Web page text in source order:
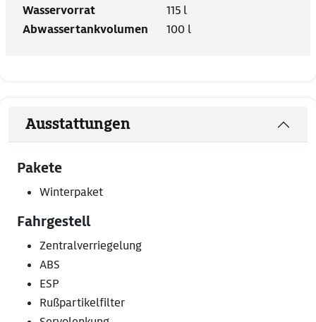
Wasservorrat
115 l
Abwassertankvolumen
100 l
Ausstattungen
Pakete
Winterpaket
Fahrgestell
Zentralverriegelung
ABS
ESP
Rußpartikelfilter